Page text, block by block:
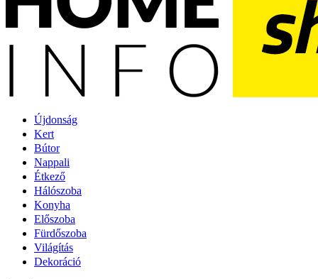
Újdonság
Kert
Bútor
Nappali
Étkező
Hálószoba
Konyha
Előszoba
Fürdőszoba
Világítás
Dekoráció